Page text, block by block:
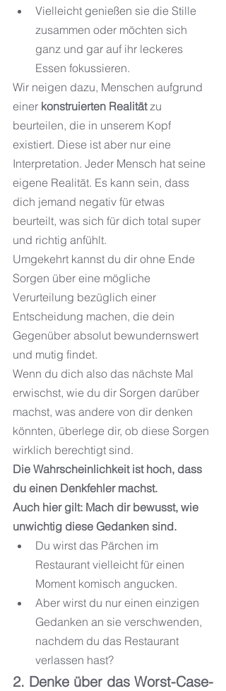
Vielleicht genießen sie die Stille
zusammen oder möchten sich
ganz und gar auf ihr leckeres
Essen fokussieren.
Wir neigen dazu, Menschen aufgrund
einer konstruierten Realität zu
beurteilen, die in unserem Kopf
existiert. Diese ist aber nur eine
Interpretation. Jeder Mensch hat seine
eigene Realität. Es kann sein, dass
dich jemand negativ für etwas
beurteilt, was sich für dich total super
und richtig anfühlt.
Umgekehrt kannst du dir ohne Ende
Sorgen über eine mögliche
Verurteilung bezüglich einer
Entscheidung machen, die dein
Gegenüber absolut bewundernswert
und mutig findet.
Wenn du dich also das nächste Mal
erwischst, wie du dir Sorgen darüber
machst, was andere von dir denken
könnten, überlege dir, ob diese Sorgen
wirklich berechtigt sind.
Die Wahrscheinlichkeit ist hoch, dass
du einen Denkfehler machst.
Auch hier gilt: Mach dir bewusst, wie
unwichtig diese Gedanken sind.
Du wirst das Pärchen im
Restaurant vielleicht für einen
Moment komisch angucken.
Aber wirst du nur einen einzigen
Gedanken an sie verschwenden,
nachdem du das Restaurant
verlassen hast?
2. Denke über das Worst-Case-